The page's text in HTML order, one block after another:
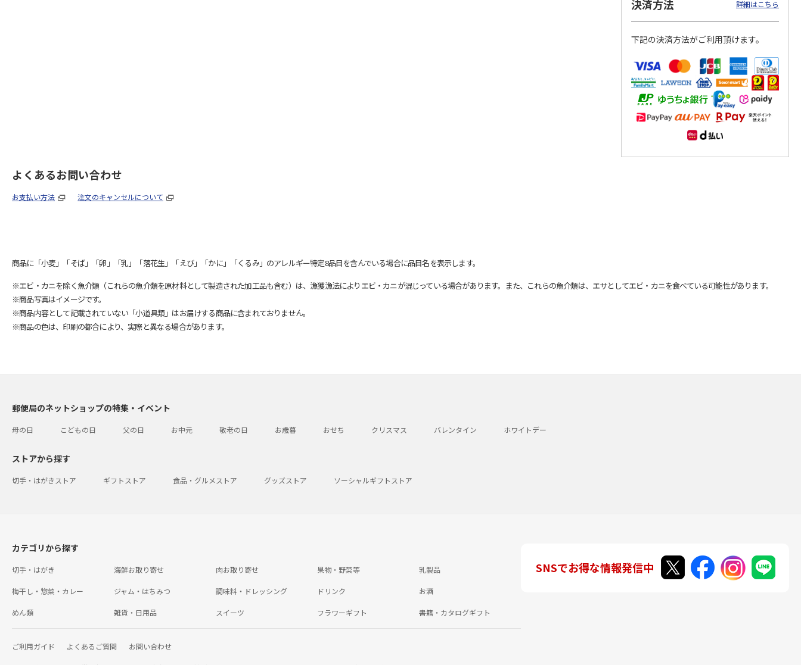
決済方法 詳細はこちら
下記の決済方法がご利用頂けます。
よくあるお問い合わせ
お支払い方法 注文のキャンセルについて
商品に「小麦」「そば」「卵」「乳」「落花生」「えび」「かに」「くるみ」のアレルギー特定8品目を含んでいる場合に品目名を表示します。
※エビ・カニを除く魚介類（これらの魚介類を原材料として製造された加工品も含む）は、漁獲漁法によりエビ・カニが混じっている場合があります。また、これらの魚介類は、エサとしてエビ・カニを食べている可能性があります。
※商品写真はイメージです。
※商品内容として記載されていない「小道具類」はお届けする商品に含まれておりません。
※商品の色は、印刷の都合により、実際と異なる場合があります。
郵便局のネットショップの特集・イベント
母の日 こどもの日 父の日 お中元 敬老の日 お歳暮 おせち クリスマス バレンタイン ホワイトデー
ストアから探す
切手・はがきストア ギフトストア 食品・グルメストア グッズストア ソーシャルギフトストア
カテゴリから探す
切手・はがき 海鮮お取り寄せ 肉お取り寄せ 果物・野菜等 乳製品
梅干し・惣菜・カレー ジャム・はちみつ 調味料・ドレッシング ドリンク お酒
めん類 雑貨・日用品 スイーツ フラワーギフト 書籍・カタログギフト
ご利用ガイド よくあるご質問 お問い合わせ
SNSでお得な情報発信中